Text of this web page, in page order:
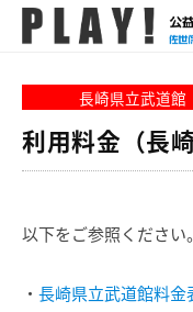
L
A
Y
!
世
市
ス
ー
長崎県立武道館
利用料金（長
以下をご参照ください。
・ 長崎県立武道館料金
P
L
Y
!